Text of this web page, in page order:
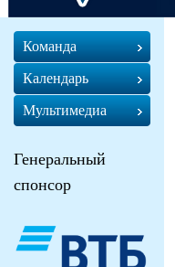
Команда
Календарь
Мультимедиа
Генеральный
спонсор